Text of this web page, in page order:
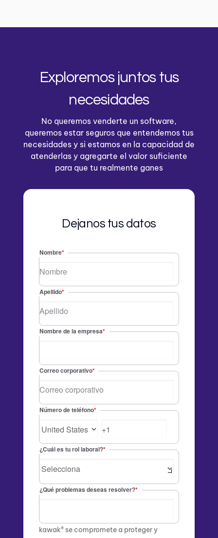
Exploremos juntos tus
necesidades
No queremos venderte un software,
queremos estar seguros que entendemos tus
necesidades y si estamos en la capacidad de
atenderlas y agregarte el valor suficiente
para que tu realmente ganes
Dejanos tus datos
Nombre*
Apellido*
Nombre de la empresa*
Correo corporativo*
Número de teléfono*
¿Cuál es tu rol laboral?*
¿Qué problemas deseas resolver?*
kawak® se compromete a proteger y